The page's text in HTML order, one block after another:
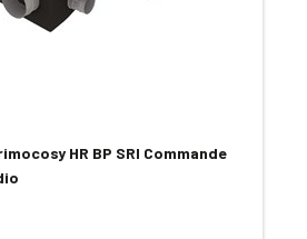
HR BP SRI Commande